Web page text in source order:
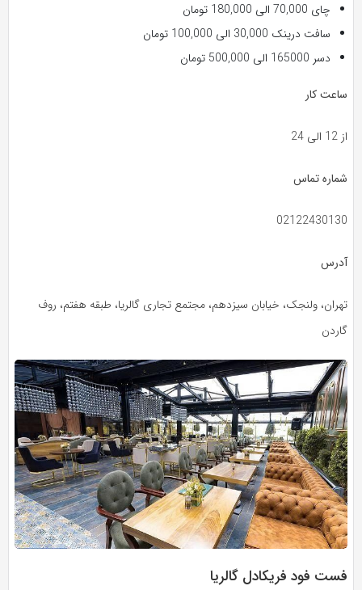
چای 70,000 الی 180,000 تومان
سافت درینک 30,000 الی 100,000 تومان
دسر 165000 الی 500,000 تومان
ساعت کار
از 12 الی 24
شماره تماس
02122430130
آدرس
تهران، ولنجک، خیابان سیزدهم، مجتمع تجاری گالریا، طبقه هفتم، روف
گاردن
فست فود فریکادل گالریا